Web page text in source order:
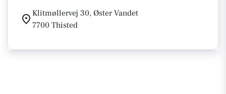
Klitmøllervej 30, Øster Vandet
7700 Thisted